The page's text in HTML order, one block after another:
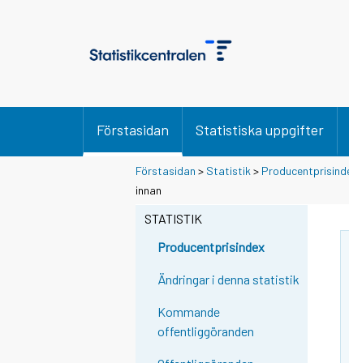
Förstasidan Statistiska uppgifter
Förstasidan > Statistik >
innan
STATISTIK
Producentprisindex
Ändringar i denna statistik
Kommande
offentliggöranden
Y
Y